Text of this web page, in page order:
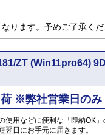
ります。予めご了承くだ
ZT (Win11pro64)
※弊社営業日のみ
使用などに便利な「即納OK
日にお手元に届きます。